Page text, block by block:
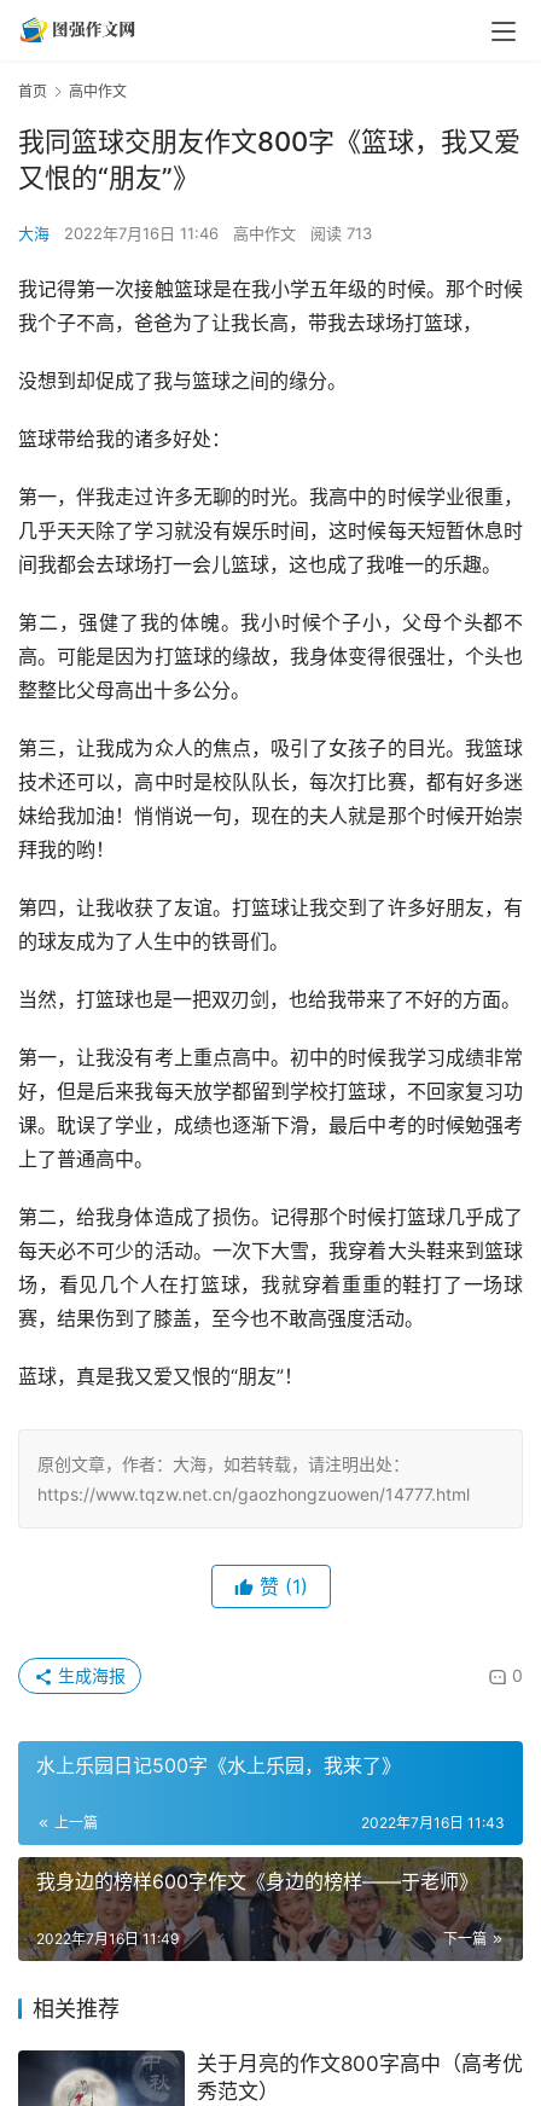
首页 高中作文
我同篮球交朋友作文800字《篮球，我又爱
又恨的“朋友”》
大海 2022年7月16日 11:46 高中作文 阅读 713
我记得第一次接触篮球是在我小学五年级的时候。那个时候
我个子不高，爸爸为了让我长高，带我去球场打篮球，
没想到却促成了我与篮球之间的缘分。
篮球带给我的诸多好处：
第一，伴我走过许多无聊的时光。我高中的时候学业很重，
几乎天天除了学习就没有娱乐时间，这时候每天短暂休息时
间我都会去球场打一会儿篮球，这也成了我唯一的乐趣。
第二，强健了我的体魄。我小时候个子小，父母个头都不
高。可能是因为打篮球的缘故，我身体变得很强壮，个头也
整整比父母高出十多公分。
第三，让我成为众人的焦点，吸引了女孩子的目光。我篮球
技术还可以，高中时是校队队长，每次打比赛，都有好多迷
妹给我加油！悄悄说一句，现在的夫人就是那个时候开始崇
拜我的哟！
第四，让我收获了友谊。打篮球让我交到了许多好朋友，有
的球友成为了人生中的铁哥们。
当然，打篮球也是一把双刃剑，也给我带来了不好的方面。
第一，让我没有考上重点高中。初中的时候我学习成绩非常
好，但是后来我每天放学都留到学校打篮球，不回家复习功
课。耽误了学业，成绩也逐渐下滑，最后中考的时候勉强考
上了普通高中。
第二，给我身体造成了损伤。记得那个时候打篮球几乎成了
每天必不可少的活动。一次下大雪，我穿着大头鞋来到篮球
场，看见几个人在打篮球，我就穿着重重的鞋打了一场球
赛，结果伤到了膝盖，至今也不敢高强度活动。
蓝球，真是我又爱又恨的“朋友”！
原创文章，作者：大海，如若转载，请注明出处：
https://www.tqzw.net.cn/gaozhongzuowen/14777.html
赞 (1)
0
生成海报
水上乐园日记500字《水上乐园，我来了》
上一篇 2022年7月16日 11:43
我身边的榜样600字作文《身边的榜样——于老师》
下一篇
2022年7月16日 11:49
相关推荐
关于月亮的作文800字高中（高考优
秀范文）